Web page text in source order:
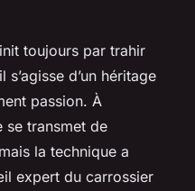
toujours par trahir
s’agisse d’un héritage
passion. À
se transmet de
la technique a
expert du carrossier